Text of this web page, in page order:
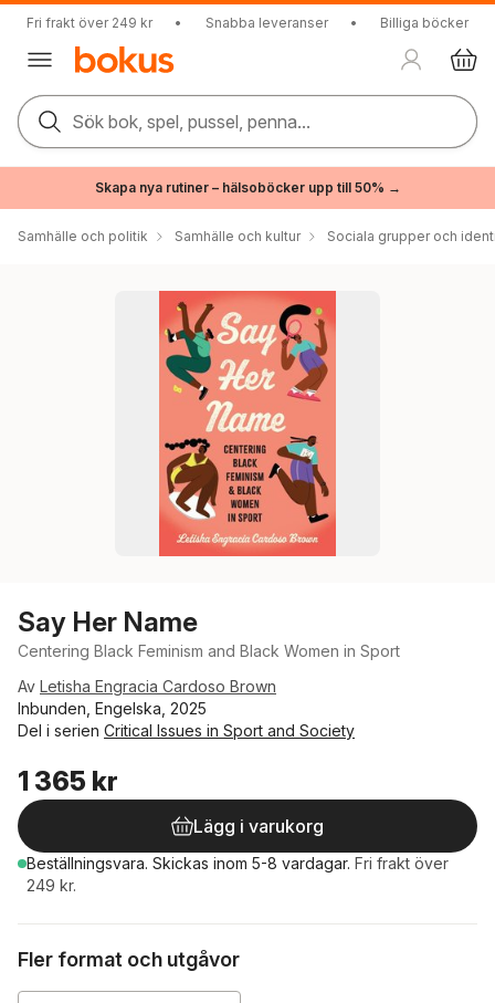
Fri frakt över 249 kr • Snabba leveranser • Billiga böcker
Sök bok, spel, pussel, penna...
Skapa nya rutiner – hälsoböcker upp till 50% →
Samhälle och politik Samhälle och kultur Sociala grupper och
Say Her Name
Centering Black Feminism and Black Women in Sport
Av Letisha Engracia Cardoso Brown
Inbunden, Engelska, 2025
Del i serien Critical Issues in Sport and Society
1 365 kr
Lägg i varukorg
Beställningsvara. Skickas inom 5-8 vardagar. Fri frakt över
249 kr.
Fler format och utgåvor